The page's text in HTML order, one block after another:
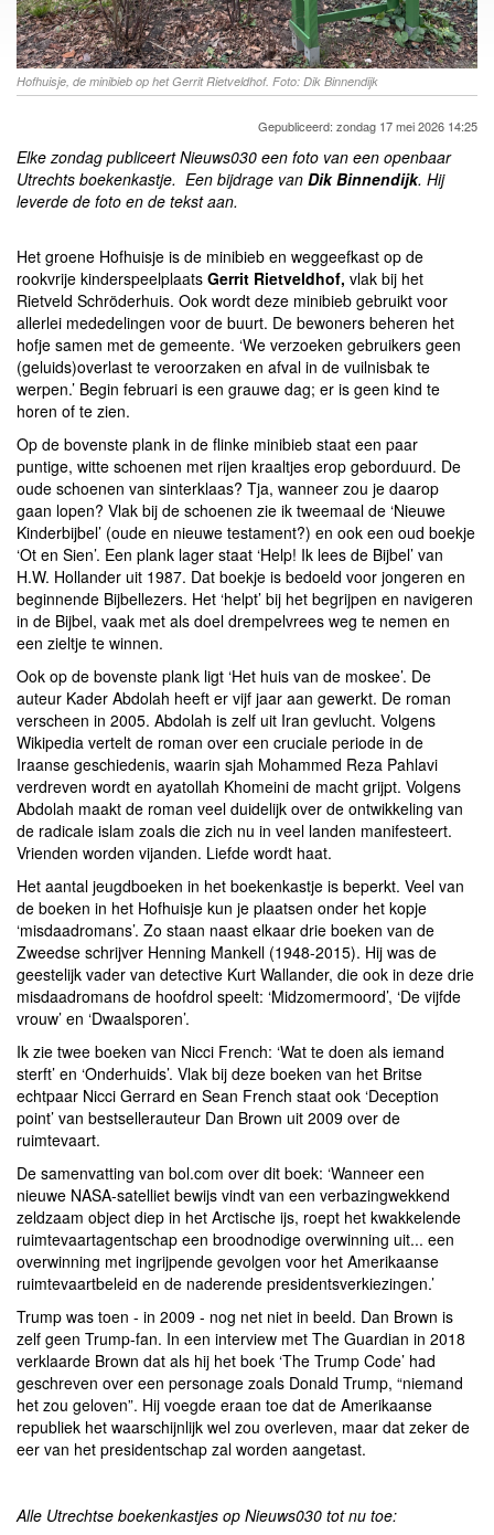
Hofhuisje, de minibieb op het Gerrit Rietveldhof. Foto: Dik Binnendijk
Gepubliceerd: zondag 17 mei 2026 14:25
Elke zondag publiceert Nieuws030 een foto van een openbaar
Utrechts boekenkastje. Een bijdrage van Dik Binnendijk. Hij
leverde de foto en de tekst aan.
Het groene Hofhuisje is de minibieb en weggeefkast op de
rookvrije kinderspeelplaats Gerrit Rietveldhof, vlak bij het
Rietveld Schröderhuis. Ook wordt deze minibieb gebruikt voor
allerlei mededelingen voor de buurt. De bewoners beheren het
hofje samen met de gemeente. ‘We verzoeken gebruikers geen
(geluids)overlast te veroorzaken en afval in de vuilnisbak te
werpen.’ Begin februari is een grauwe dag; er is geen kind te
horen of te zien.
Op de bovenste plank in de flinke minibieb staat een paar
puntige, witte schoenen met rijen kraaltjes erop geborduurd. De
oude schoenen van sinterklaas? Tja, wanneer zou je daarop
gaan lopen? Vlak bij de schoenen zie ik tweemaal de ‘Nieuwe
Kinderbijbel’ (oude en nieuwe testament?) en ook een oud boekje
‘Ot en Sien’. Een plank lager staat ‘Help! Ik lees de Bijbel’ van
H.W. Hollander uit 1987. Dat boekje is bedoeld voor jongeren en
beginnende Bijbellezers. Het ‘helpt’ bij het begrijpen en navigeren
in de Bijbel, vaak met als doel drempelvrees weg te nemen en
een zieltje te winnen.
Ook op de bovenste plank ligt ‘Het huis van de moskee’. De
auteur Kader Abdolah heeft er vijf jaar aan gewerkt. De roman
verscheen in 2005. Abdolah is zelf uit Iran gevlucht. Volgens
Wikipedia vertelt de roman over een cruciale periode in de
Iraanse geschiedenis, waarin sjah Mohammed Reza Pahlavi
verdreven wordt en ayatollah Khomeini de macht grijpt. Volgens
Abdolah maakt de roman veel duidelijk over de ontwikkeling van
de radicale islam zoals die zich nu in veel landen manifesteert.
Vrienden worden vijanden. Liefde wordt haat.
Het aantal jeugdboeken in het boekenkastje is beperkt. Veel van
de boeken in het Hofhuisje kun je plaatsen onder het kopje
‘misdaadromans’. Zo staan naast elkaar drie boeken van de
Zweedse schrijver Henning Mankell (1948-2015). Hij was de
geestelijk vader van detective Kurt Wallander, die ook in deze drie
misdaadromans de hoofdrol speelt: ‘Midzomermoord’, ‘De vijfde
vrouw’ en ‘Dwaalsporen’.
Ik zie twee boeken van Nicci French: ‘Wat te doen als iemand
sterft’ en ‘Onderhuids’. Vlak bij deze boeken van het Britse
echtpaar Nicci Gerrard en Sean French staat ook ‘Deception
point’ van bestsellerauteur Dan Brown uit 2009 over de
ruimtevaart.
De samenvatting van bol.com over dit boek: ‘Wanneer een
nieuwe NASA-satelliet bewijs vindt van een verbazingwekkend
zeldzaam object diep in het Arctische ijs, roept het kwakkelende
ruimtevaartagentschap een broodnodige overwinning uit... een
overwinning met ingrijpende gevolgen voor het Amerikaanse
ruimtevaartbeleid en de naderende presidentsverkiezingen.’
Trump was toen - in 2009 - nog net niet in beeld. Dan Brown is
zelf geen Trump-fan. In een interview met The Guardian in 2018
verklaarde Brown dat als hij het boek ‘The Trump Code’ had
geschreven over een personage zoals Donald Trump, “niemand
het zou geloven”. Hij voegde eraan toe dat de Amerikaanse
republiek het waarschijnlijk wel zou overleven, maar dat zeker de
eer van het presidentschap zal worden aangetast.
Alle Utrechtse boekenkastjes op Nieuws030 tot nu toe: